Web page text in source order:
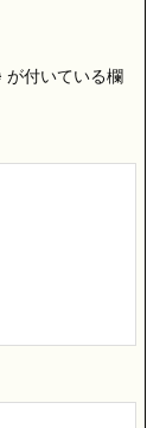
が付いている欄